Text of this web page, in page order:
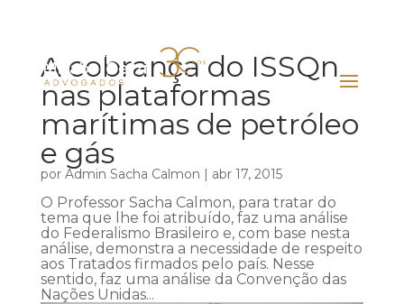
A cobrança do ISSQn
nas plataformas
marítimas de petróleo
e gás
por Admin Sacha Calmon | abr 17, 2015
O Professor Sacha Calmon, para tratar do
tema que lhe foi atribuído, faz uma análise
do Federalismo Brasileiro e, com base nesta
análise, demonstra a necessidade de respeito
aos Tratados firmados pelo país. Nesse
sentido, faz uma análise da Convenção das
Nações Unidas...